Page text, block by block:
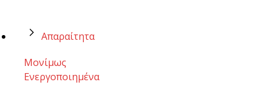
Απαραίτητα
Μονίμως
Ενεργοποιημένα